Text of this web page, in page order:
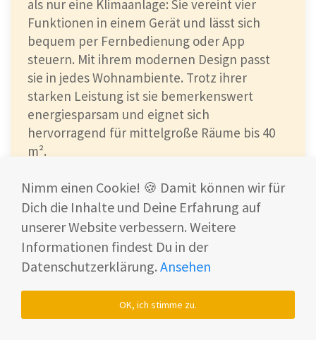
als nur eine Klimaanlage: Sie vereint vier
Funktionen in einem Gerät und lässt sich
bequem per Fernbedienung oder App
steuern. Mit ihrem modernen Design passt
sie in jedes Wohnambiente. Trotz ihrer
starken Leistung ist sie bemerkenswert
energiesparsam und eignet sich
hervorragend für mittelgroße Räume bis 40
m².
Bei Amazon ansehen*
Zum Erfahrungsbericht
Die De'Longhi Pinguino PAC EX105 ist
Nimm einen Cookie! 🍪 Damit können wir für
Dich die Inhalte und Deine Erfahrung auf
unserer Website verbessern. Weitere
Informationen findest Du in der
Datenschutzerklärung. Ansehen
OK, ich stimme zu.